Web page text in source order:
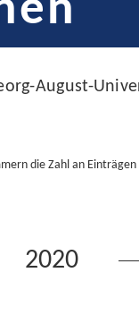
August-
die Zahl an
2020